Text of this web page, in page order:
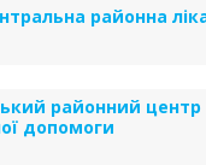
районна
районний центр
допомоги